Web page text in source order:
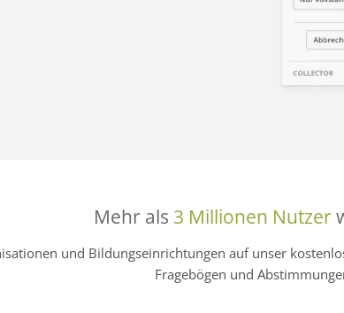
Mehr als 3 Millionen Nutzer
und Bildungseinrichtungen auf unser
Fragebögen und